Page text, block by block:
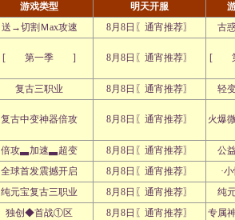
游戏类型 明天开服
送→切割Ｍax攻速 8月8日〖通宵推荐〗 古
[ 第一季 ] 8月8日〖通宵推荐〗 [
复古三职业 8月8日〖通宵推荐〗 轻
复古中变神器倍攻 8月8日〖通宵推荐〗 火爆
倍攻▃加速▃超变 8月8日〖通宵推荐〗
公
全球首发震撼开启 8月8日〖通宵推荐〗
·
纯元宝复古三职业 8月8日〖通宵推荐〗
纯
独创◆首战①区 8月8日〖通宵推荐〗 专属